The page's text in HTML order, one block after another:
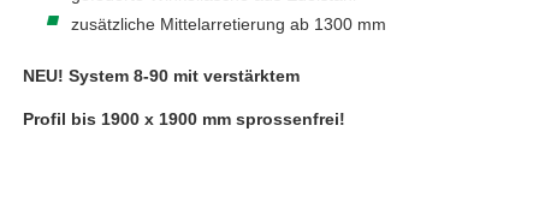
zusätzliche Mittelarretierung ab 1300 mm
NEU! System 8-90 mit verstärktem
Profil bis 1900 x 1900 mm sprossenfrei!